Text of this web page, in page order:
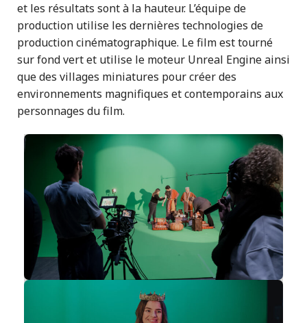
et les résultats sont à la hauteur. L’équipe de
production utilise les dernières technologies de
production cinématographique. Le film est tourné
sur fond vert et utilise le moteur Unreal Engine ainsi
que des villages miniatures pour créer des
environnements magnifiques et contemporains aux
personnages du film.